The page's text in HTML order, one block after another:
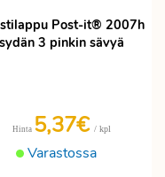
Post-it® 2007h
sydän 3 pinkin sävyä
Varastossa
Hinta 5,37€ / kpl